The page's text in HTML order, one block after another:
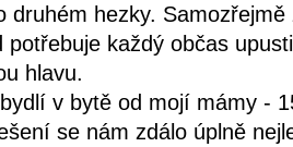
druhém hezky.
potřebuje každý občas
hlavu.
v bytě od mojí mámy -
se nám zdálo úplně